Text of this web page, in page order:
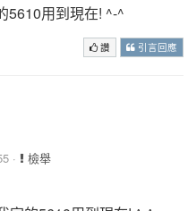
5610用到現在! ^-^
讚 引言回應
· 檢舉